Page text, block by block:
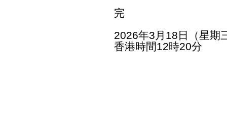
完
2026年3月18日（星期
香港時間12時20分